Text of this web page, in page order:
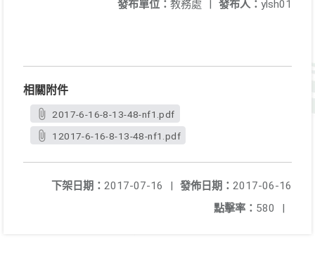
發布人： ylsh01
發布單位： 教務處 |
相關附件
2017-6-16-8-13-48-nf1.pdf
12017-6-16-8-13-48-nf1.pdf
發佈日期： 2017-06-16
下架日期： 2017-07-16
|
點擊率： 580 |